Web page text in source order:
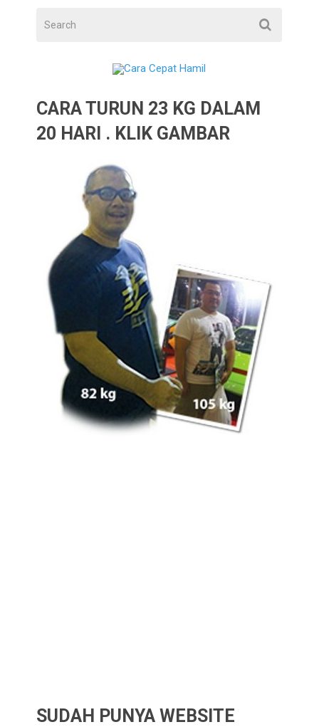
CARA TURUN 23 KG DALAM
20 HARI . KLIK GAMBAR
SUDAH PUNYA WEBSITE